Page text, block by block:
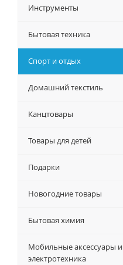
Инструменты
Бытовая техника
Спорт и отдых
Домашний текстиль
Канцтовары
Товары для детей
Подарки
Новогодние товары
Бытовая химия
Мобильные аксессуары и
электротехника